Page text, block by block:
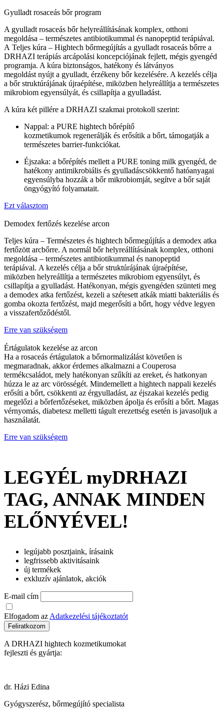
Gyulladt rosaceás bőr program
A gyulladt rosaceás bőr helyreállításának komplex, otthoni
megoldása – természetes antibiotikummal és nanopeptid terápiával.
A Teljes kúra – Hightech bőrmegújítás a gyulladt rosaceás bőrre a
DRHAZI terápiás arcápolási koncepciójának fejlett, mégis gyengéd
programja. A kúra biztonságos, hatékony és látványos
megoldást nyújt a gyulladt, érzékeny bőr kezelésére. A kezelés célja
a bőr struktúrájának újraépítése, miközben helyreállítja a természetes
mikrobiom egyensúlyát, és csillapítja a gyulladást.
A kúra két pillére a DRHAZI szakmai protokoll szerint:
Nappal: a PURE hightech bőrépítő
kozmetikumok regenerálják és erősítik a bőrt, támogatják a
természetes barrier-funkciókat.
Éjszaka: a bőrépítés mellett a PURE toning milk gyengéd, de
hatékony antimikrobiális és gyulladáscsökkentő hatóanyagai
egyensúlyba hozzák a bőr mikrobiomját, segítve a bőr saját
öngyógyító folyamatait.
Ezt választom
Demodex fertőzés kezelése arcon
Teljes kúra – Természetes és hightech bőrmegújítás a demodex atka
fertőzött arcbőrre. A normál bőr helyreállításának komplex, otthoni
megoldása – természetes antibiotikummal és nanopeptid
terápiával. A kezelés célja a bőr struktúrájának újraépítése,
miközben helyreállítja a természetes mikrobiom egyensúlyt, és
csillapítja a gyulladást. Hatékonyan, mégis gyengéden szünteti meg
a demodex atka fertőzést, kezeli a szétesett atkák miatti bakteriális és
gomba okozta fertőzést, majd megerősíti a bőrt, hogy védve legyen
a visszafertőződéstől.
Erre van szükségem
Értágulatok kezelése az arcon
Ha a rosaceás értágulatok a bőrnormalizálást követően is
megmaradnak, akkor érdemes alkalmazni a Couperosa
termékcsaládot, mely hatékonyan szűkíti az ereket, és hatkonyan
húzza le az arc vörösségét. Mindemellett a hightech nappali kezelés
erősíti a bőrt, csökkenti az érgyulladást, az éjszakai kezelés pedig
megelőzi a bőrfertőzéseket, miközben ápolja és erősíti a bőrt. Magas
vérnyomás, diabetesz melletti tágult erezettség esetén is javasoljuk a
használatát.
Erre van szükségem
LEGYÉL myDRHAZI
TAG, ANNAK MINDEN
ELŐNYÉVEL!
legújabb posztjaink, írásaink
legfrissebb aktivitásaink
új termékek
exkluzív ajánlatok, akciók
E-mail cím
Elfogadom az Adatkezelési tájékoztatót
Feliratkozom
A DRHAZI hightech kozmetikumokat
fejleszti és gyártja:
dr. Házi Edina
Gyógyszerész, bőrmegújító specialista